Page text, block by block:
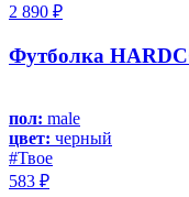
2 890 ₽
Футболка
пол: male
цвет: черный
#Твое
583 ₽